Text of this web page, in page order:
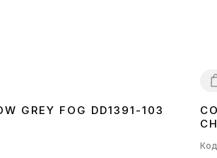
43 44 45
GREY FOG DD1391-103